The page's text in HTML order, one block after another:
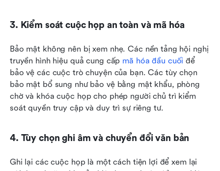
3. Kiểm soát cuộc họp an toàn và mã hóa
Bảo mật không nên bị xem nhẹ. Các nền tảng hội nghị
truyền hình hiệu quả cung cấp mã hóa đầu cuối để
bảo vệ các cuộc trò chuyện của bạn. Các tùy chọn
bảo mật bổ sung như bảo vệ bằng mật khẩu, phòng
chờ và khóa cuộc họp cho phép người chủ trì kiểm
soát quyền truy cập và duy trì sự riêng tư.
4. Tùy chọn ghi âm và chuyển đổi văn bản
Ghi lại các cuộc họp là một cách tiện lợi để xem lại